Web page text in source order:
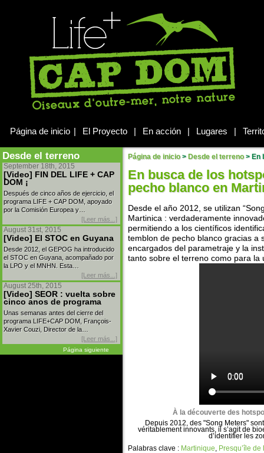
Página de inicio | El Proyecto | En acción | Lugares |
Desde el terreno
September 18th, 2015
[Video] FIN DEL LIFE + CAP
DOM ¡
Después de cinco años de ejercicio, el
programa LIFE + CAP DOM, apoyado
por la Comisión Europea y…
[Leer más...]
August 31st, 2015
[Video] El STOC en Guyana
Desde 2012, el GEPOG ha introducido
el STOC en Guyana, acompañado por
la LPO y el MNHN. Esta…
[Leer más...]
August 25th, 2015
[Video] SEOR : vuelta sobre
cinco anos de programa
Unas semanas antes del cierre del
programa LIFE+CAP DOM, François-
Xavier Couzi, Director de la…
[Leer más...]
Página siguiente
Página de inicio > Desde el terreno >En
En busca de los
pecho blanco en
Desde el año 2012, se utilizan
Martinica : verdaderamente
permitiendo a los científicos
temblon de pecho blanco gracias a
encargados del parametraje y la
tanto sobre el terreno como para la
À la découverte des
Depuis 2012, des "Song Meters"
véritablement innovants, il s’agit de
d’identifier les
Palabras clave : Martinique Presqu’île